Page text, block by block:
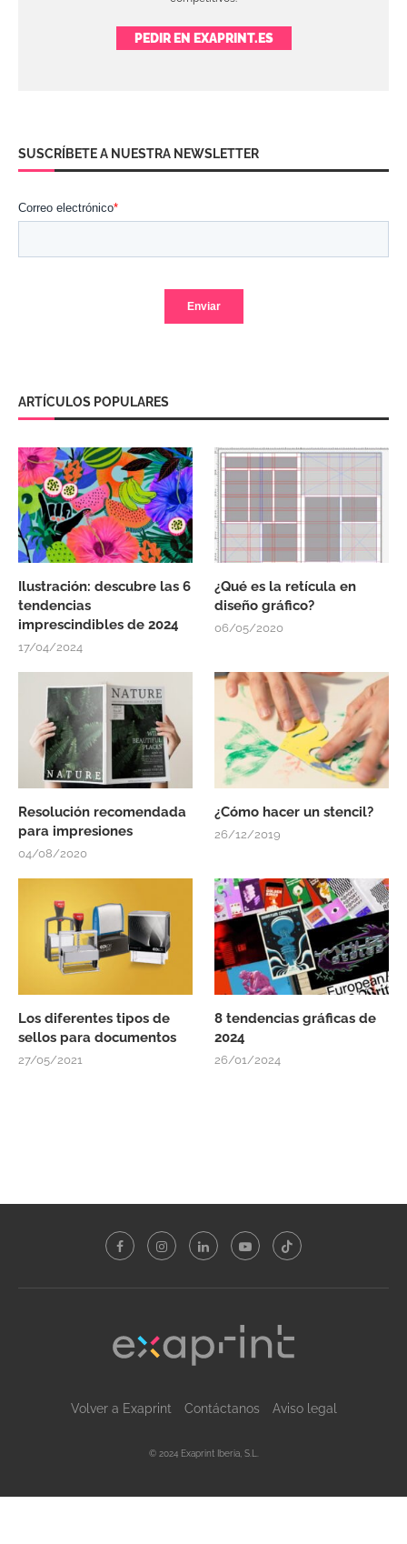
PEDIR EN EXAPRINT.ES
SUSCRÍBETE A NUESTRA NEWSLETTER
ARTÍCULOS POPULARES
Ilustración: descubre las 6
tendencias
imprescindibles de 2024
17/04/2024
¿Qué es la retícula en
diseño gráfico?
06/05/2020
Resolución recomendada
para impresiones
04/08/2020
¿Cómo hacer un stencil?
26/12/2019
Los diferentes tipos de
sellos para documentos
27/05/2021
8 tendencias gráficas de
2024
26/01/2024
Volver a Exaprint Contáctanos Aviso legal
© 2024 Exaprint Iberia, S.L.